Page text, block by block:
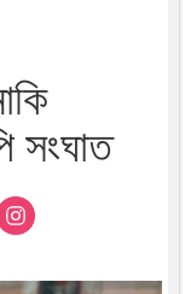
সংঘাত